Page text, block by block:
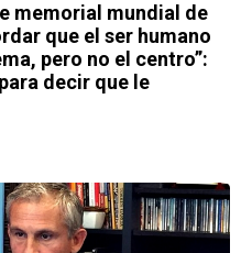
memorial mundial de
que el ser humano
pero no el centro”:
decir que le